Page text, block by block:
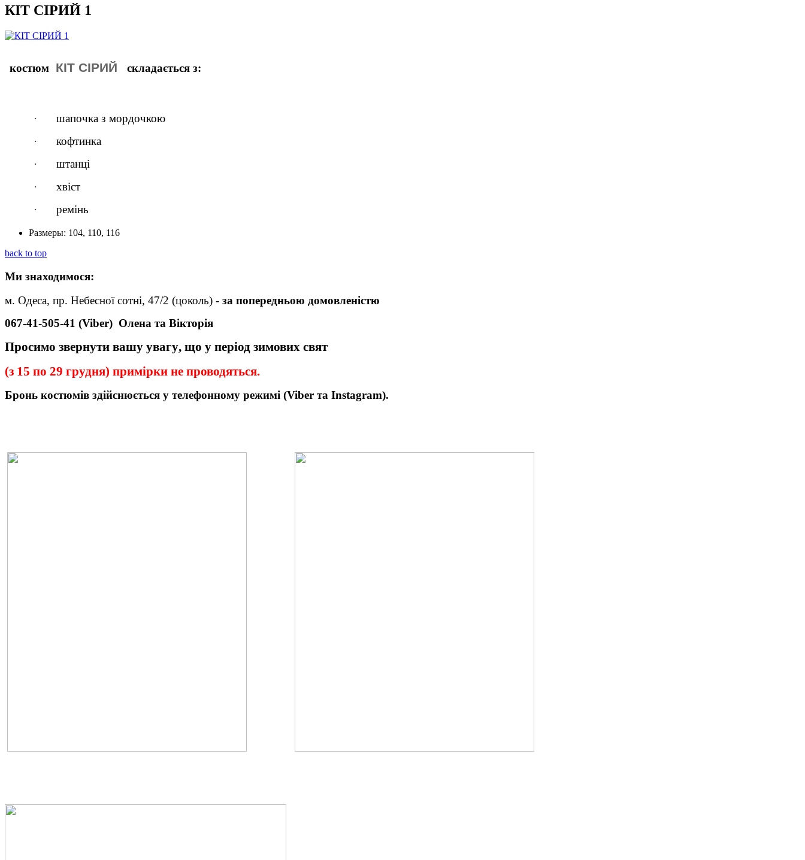
КІТ СІРИЙ 1
костюм КІТ СІРИЙ складається з:
·
шапочка з мордочкою
·
кофтинка
·
штанці
·
хвіст
·
ремінь
Размеры: 104, 110, 116
back to top
Ми знаходимося:
м. Одеса, пр. Небесної сотні, 47/2 (цоколь) - за попередньою домовленістю
067-41-505-41 (Viber) Олена та Вікторія
Просимо звернути вашу увагу, що у період зимових свят
(з 15 по 29 грудня) примірки не проводяться.
Бронь костюмів здійснюється у телефонному режимі (Viber та Instagram).